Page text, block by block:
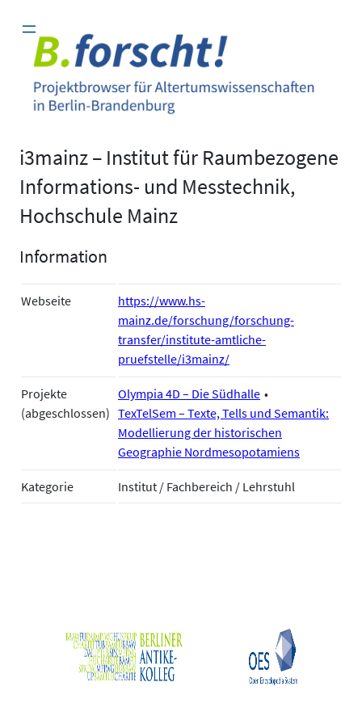
Inhalt
springen
i3mainz – Institut für Raumbezogene
Informations- und Messtechnik,
Hochschule Mainz
Information
Webseite
https://www.hs-
mainz.de/forschung/forschung-
transfer/institute-amtliche-
pruefstelle/i3mainz/
Projekte
(abgeschlossen)
Olympia 4D – Die Südhalle
TexTelSem – Texte, Tells und Semantik:
Modellierung der historischen
Geographie Nordmesopotamiens
Kategorie Institut / Fachbereich / Lehrstuhl